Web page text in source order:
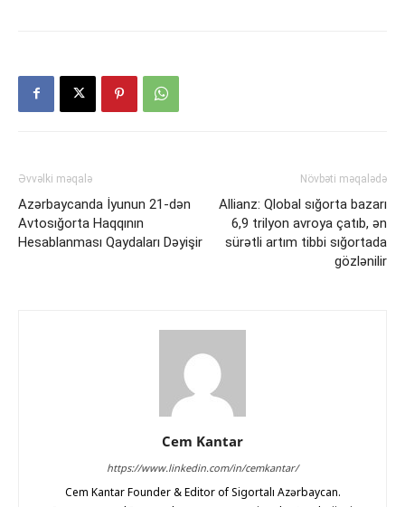
Əvvəlki məqalə
Azərbaycanda İyunun 21-dən
Avtosığorta Haqqının
Hesablanması Qaydaları Dəyişir
Növbəti məqalədə
Allianz: Qlobal sığorta bazarı
6,9 trilyon avroya çatıb, ən
sürətli artım tibbi sığortada
gözlənilir
Cem Kantar
https://www.linkedin.com/in/cemkantar/
Cem Kantar Founder & Editor of Sigortalı Azərbaycan.